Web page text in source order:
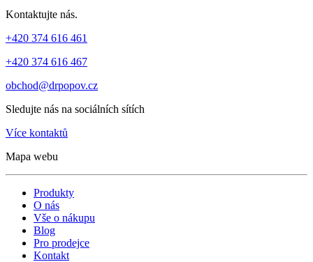
Kontaktujte nás.
+420 374 616 461
+420 374 616 467
obchod@drpopov.cz
Sledujte nás na sociálních sítích
Více kontaktů
Mapa webu
Produkty
O nás
Vše o nákupu
Blog
Pro prodejce
Kontakt